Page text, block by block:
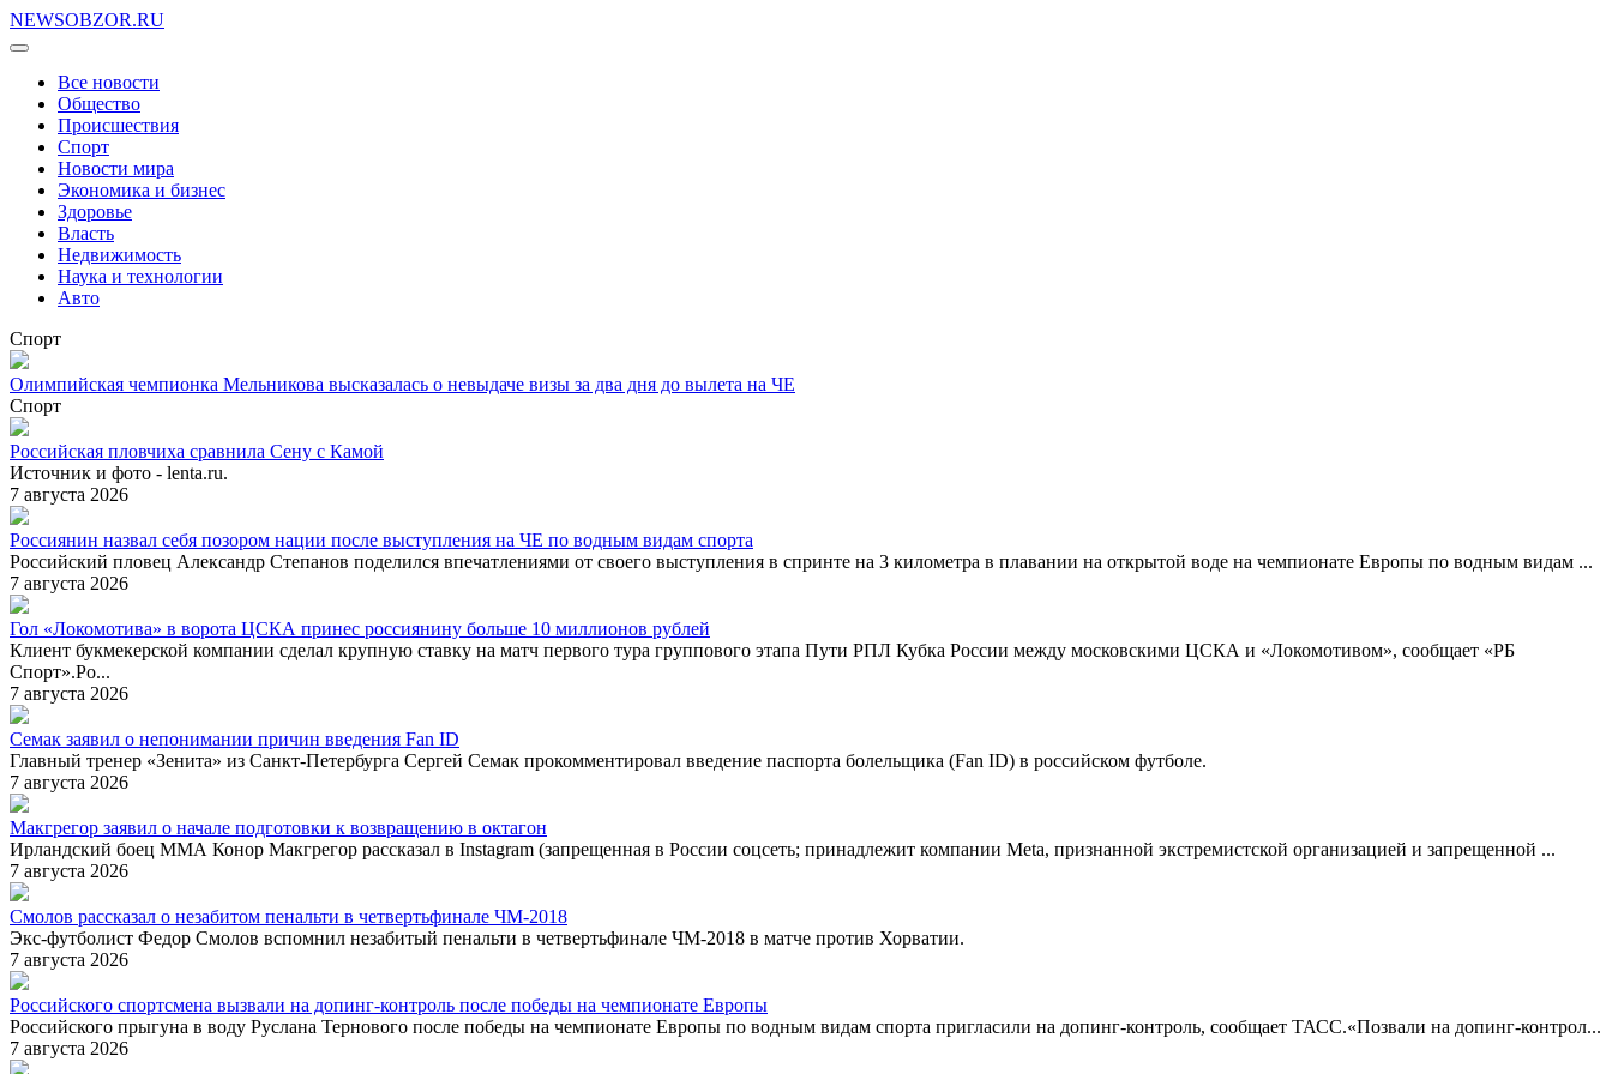
NEWSOBZOR.RU
Все новости
Общество
Происшествия
Спорт
Новости мира
Экономика и бизнес
Здоровье
Власть
Недвижимость
Наука и технологии
Авто
Спорт
Олимпийская чемпионка Мельникова высказалась о невыдаче визы за два дня до вылета на ЧЕ
Спорт
Российская пловчиха сравнила Сену с Камой
Источник и фото - lenta.ru.
7 августа 2026
Россиянин назвал себя позором нации после выступления на ЧЕ по водным видам спорта
Российский пловец Александр Степанов поделился впечатлениями от своего выступления в спринте на 3 километра в плавании на открытой воде на чемпионате Европы по водным видам ...
7 августа 2026
Гол «Локомотива» в ворота ЦСКА принес россиянину больше 10 миллионов рублей
Клиент букмекерской компании сделал крупную ставку на матч первого тура группового этапа Пути РПЛ Кубка России между московскими ЦСКА и «Локомотивом», сообщает «РБ
Спорт».Ро...
7 августа 2026
Семак заявил о непонимании причин введения Fan ID
Главный тренер «Зенита» из Санкт-Петербурга Сергей Семак прокомментировал введение паспорта болельщика (Fan ID) в российском футболе.
7 августа 2026
Макгрегор заявил о начале подготовки к возвращению в октагон
Ирландский боец ММА Конор Макгрегор рассказал в Instagram (запрещенная в России соцсеть; принадлежит компании Meta, признанной экстремистской организацией и запрещенной ...
7 августа 2026
Смолов рассказал о незабитом пенальти в четвертьфинале ЧМ-2018
Экс-футболист Федор Смолов вспомнил незабитый пенальти в четвертьфинале ЧМ-2018 в матче против Хорватии.
7 августа 2026
Российского спортсмена вызвали на допинг-контроль после победы на чемпионате Европы
Российского прыгуна в воду Руслана Тернового после победы на чемпионате Европы по водным видам спорта пригласили на допинг-контроль, сообщает ТАСС.«Позвали на допинг-контрол...
7 августа 2026